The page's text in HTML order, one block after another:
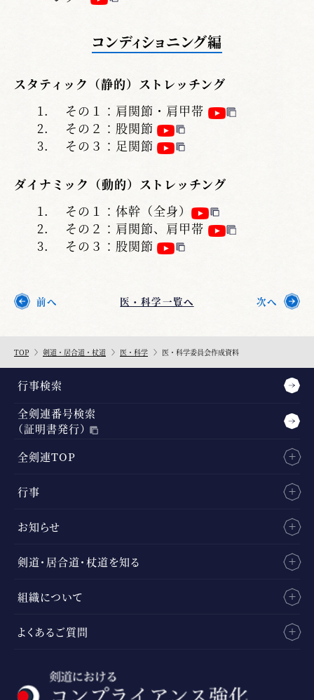
コンディショニング編
スタティック（静的）ストレッチング
その１：肩関節・肩甲帯
その２：股関節
その３：足関節
ダイナミック（動的）ストレッチング
その１：体幹（全身）
その２：肩関節、肩甲帯
その３：股関節
前へ 医・科学一覧へ 次へ
TOP 剣道・ 居合道 ・ 杖道 医・科学 医・科学委員会作成資料
行事検索
全剣連番号検索
（証明書発行）
全剣連TOP
行事
お知らせ
剣道・居合道・杖道を知る
組織について
よくあるご質問